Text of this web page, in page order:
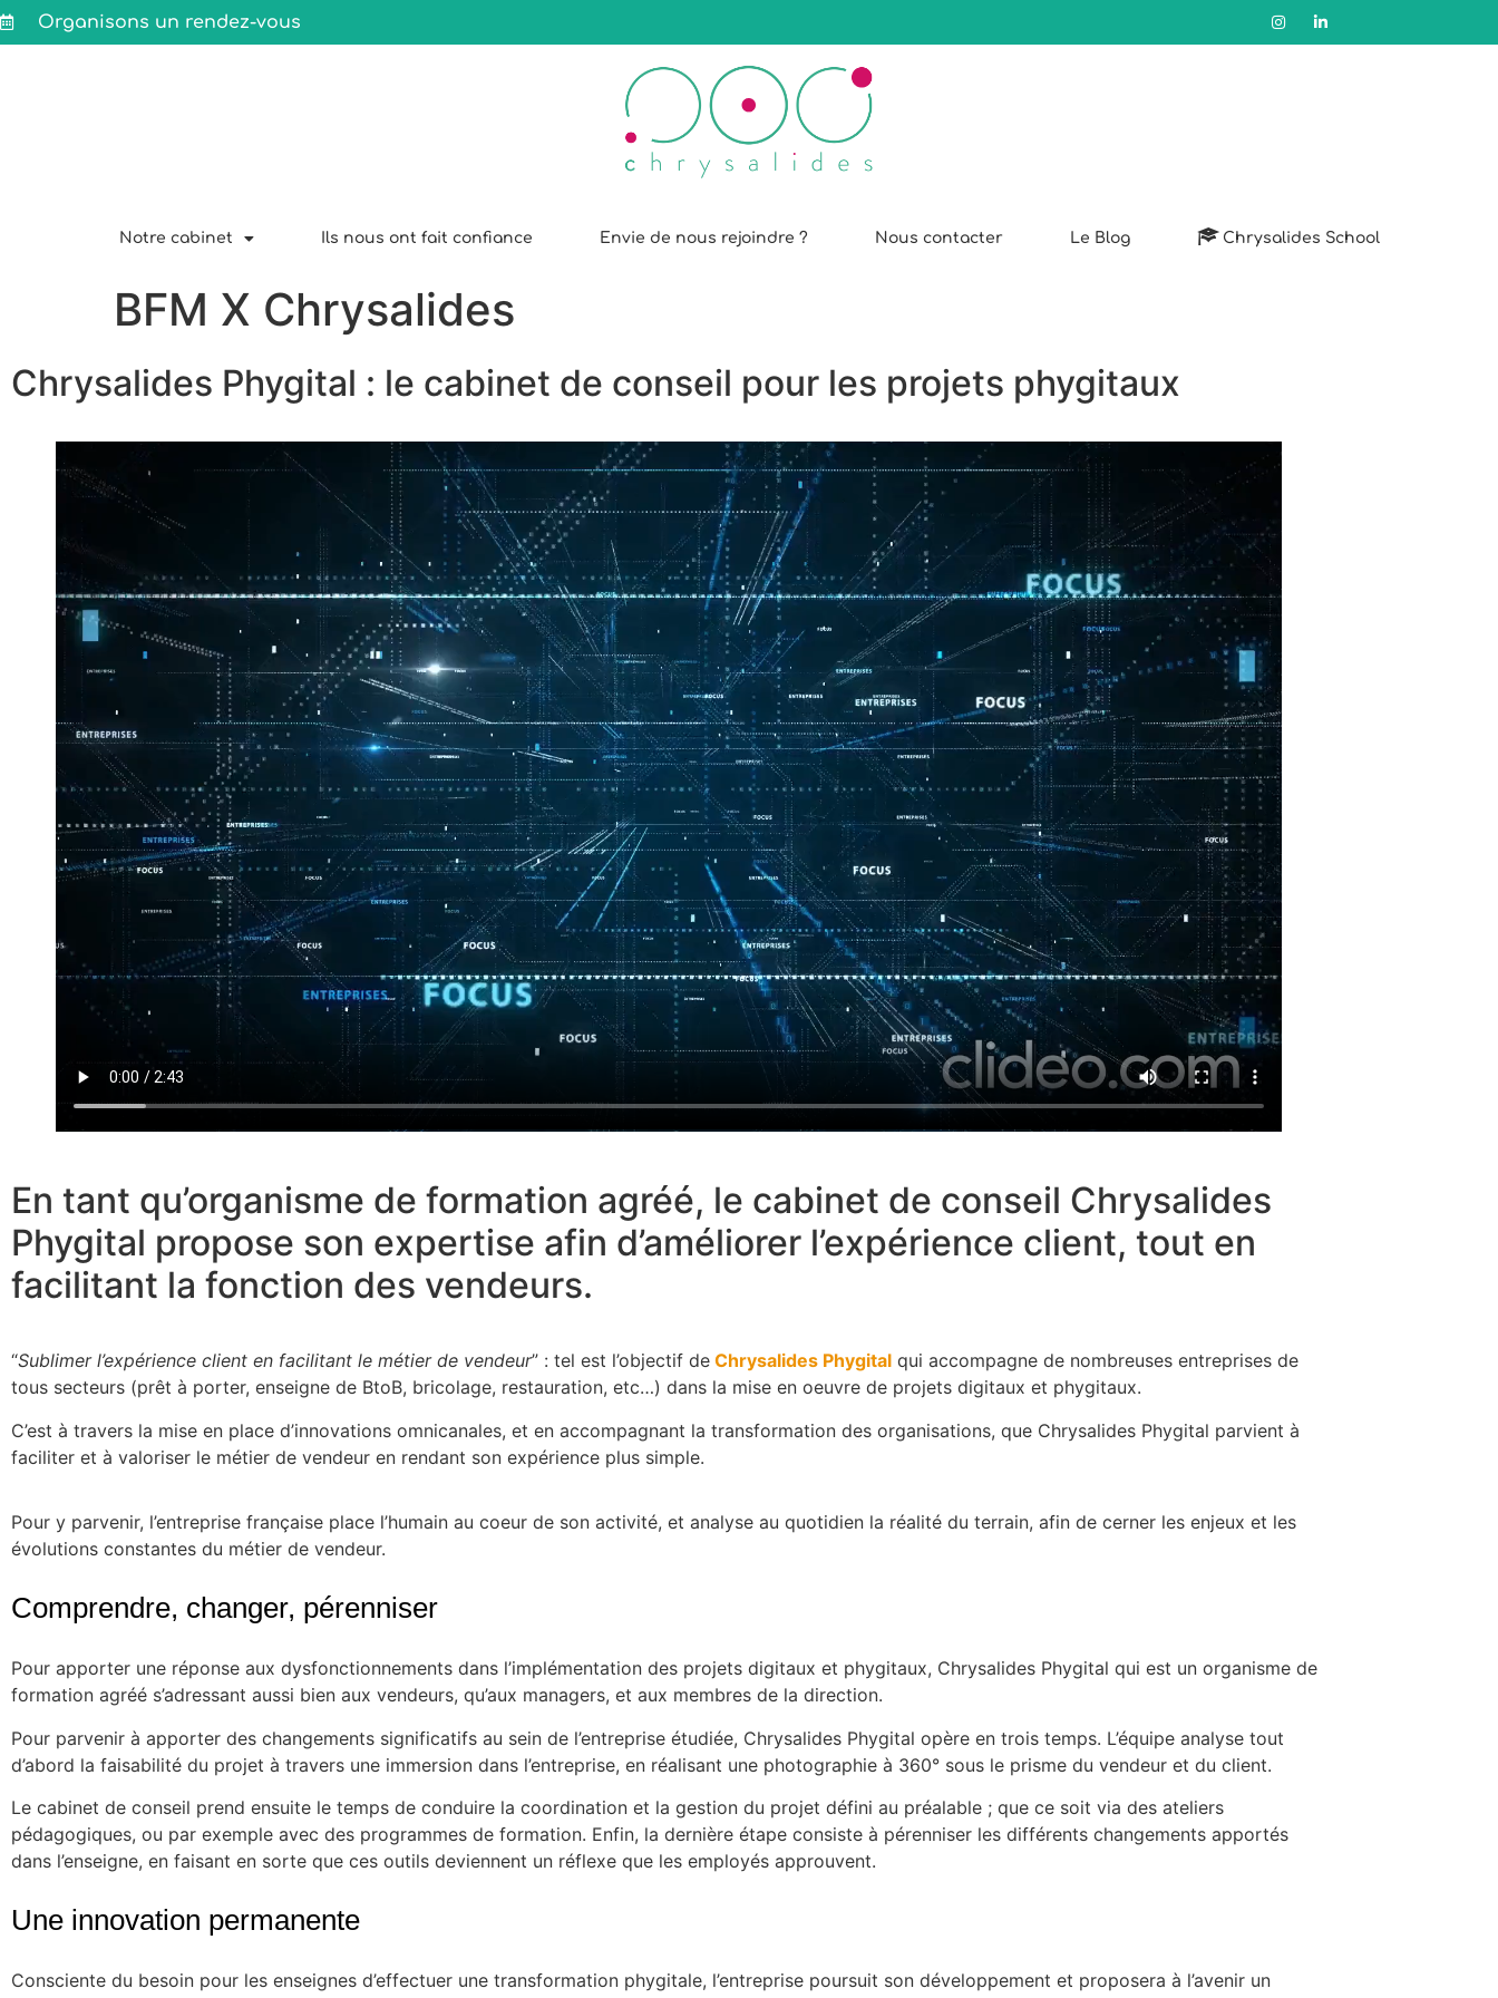
Organisons un rendez-vous
Notre cabinet Ils nous ont fait confiance Envie de nous rejoindre ? Nous contacter Le Blog Chrysalides School
BFM X Chrysalides
Chrysalides Phygital : le cabinet de conseil pour les projets phygitaux
En tant qu’organisme de formation agréé, le cabinet de conseil Chrysalides
Phygital propose son expertise afin d’améliorer l’expérience client, tout en
facilitant la fonction des vendeurs.
“Sublimer l’expérience client en facilitant le métier de vendeur” : tel est l’objectif de Chrysalides Phygital qui accompagne de nombreuses entreprises de
tous secteurs (prêt à porter, enseigne de BtoB, bricolage, restauration, etc…) dans la mise en oeuvre de projets digitaux et phygitaux.
C’est à travers la mise en place d’innovations omnicanales, et en accompagnant la transformation des organisations, que Chrysalides Phygital parvient à
faciliter et à valoriser le métier de vendeur en rendant son expérience plus simple.
Pour y parvenir, l’entreprise française place l’humain au coeur de son activité, et analyse au quotidien la réalité du terrain, afin de cerner les enjeux et les
évolutions constantes du métier de vendeur.
Comprendre, changer, pérenniser
Pour apporter une réponse aux dysfonctionnements dans l’implémentation des projets digitaux et phygitaux, Chrysalides Phygital qui est un organisme de
formation agréé s’adressant aussi bien aux vendeurs, qu’aux managers, et aux membres de la direction.
Pour parvenir à apporter des changements significatifs au sein de l’entreprise étudiée, Chrysalides Phygital opère en trois temps. L’équipe analyse tout
d’abord la faisabilité du projet à travers une immersion dans l’entreprise, en réalisant une photographie à 360° sous le prisme du vendeur et du client.
Le cabinet de conseil prend ensuite le temps de conduire la coordination et la gestion du projet défini au préalable ; que ce soit via des ateliers
pédagogiques, ou par exemple avec des programmes de formation. Enfin, la dernière étape consiste à pérenniser les différents changements apportés
dans l’enseigne, en faisant en sorte que ces outils deviennent un réflexe que les employés approuvent.
Une innovation permanente
Consciente du besoin pour les enseignes d’effectuer une transformation phygitale, l’entreprise poursuit son développement et proposera à l’avenir un